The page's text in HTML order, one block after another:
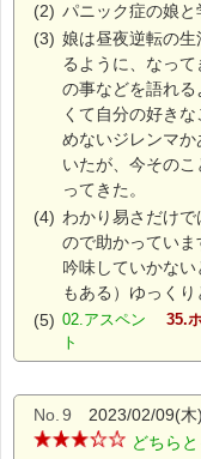
(2) パニック症の娘
(3) 娘は昼夜逆転の
るように、なっ
の事などを語れ
くて自分の好き
めないジレンマ
いたが、今その
ってきた。
(4) わかり易さだけ
ので助かってい
吟味していかな
もある）ゆっく
(5) 02.アスペン 35.
ト
No. 9 2023/02/09(
どちら